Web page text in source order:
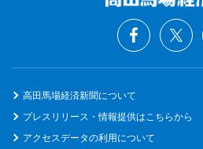
高田馬場経済新聞について
プレスリリース・情報提供はこちらから
アクセスデータの利用について